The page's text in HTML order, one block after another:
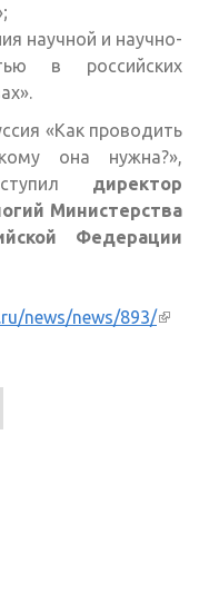
научной и научно-
в российских
«Как проводить
она нужна?»,
директор
Министерства
Федерации
news/news/893/